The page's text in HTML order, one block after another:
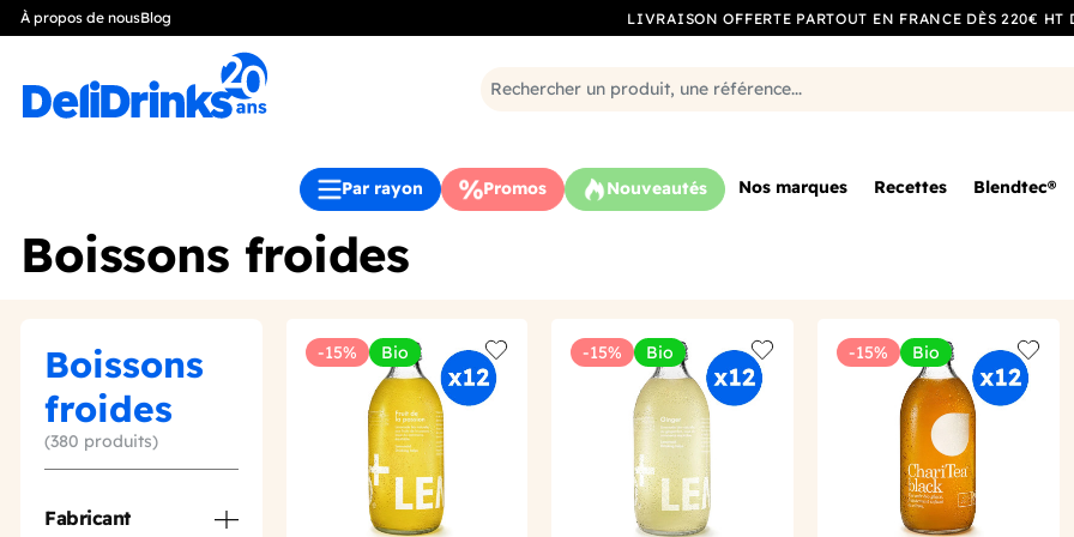
À propos de nousBlog LIVRAISON OFFERTE PARTOUT EN FRANCE DÈS 220€ HT
Par rayon Promos Nouveautés Nos marques Recettes Blendtec®
Boissons froides
Boissons
froides
(380 produits)
Fabricant
-15% Bio
Add to wishlist
-15% Bio
Add to wishlist
-15% Bio
Add